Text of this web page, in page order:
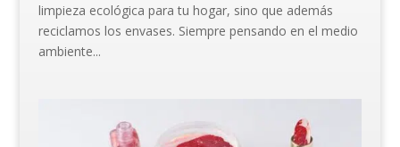
limpieza ecológica para tu hogar, sino que además
reciclamos los envases. Siempre pensando en el medio
ambiente...